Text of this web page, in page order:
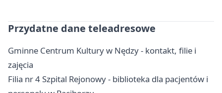
Przydatne dane teleadresowe
Gminne Centrum Kultury w Nędzy - kontakt, filie i
zajęcia
Filia nr 4 Szpital Rejonowy - biblioteka dla pacjentów i